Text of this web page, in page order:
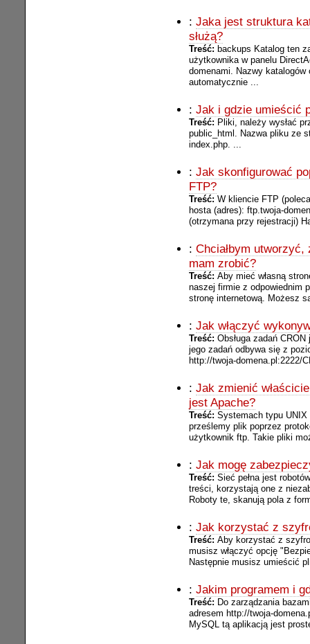
: Jaka jest struktura
służą?
Treść: backups Katalog ten
użytkownika w panelu
domenami. Nazwy katalogów
automatycznie ...
: Jak i gdzie umieścić
Treść: Pliki, należy wysłać
public_html. Nazwa pliku ze
index.php. ...
: Jak skonfigurować
FTP?
Treść: W kliencie FTP
hosta (adres): ftp.twoja-
(otrzymana przy rejestracji)
: Chciałbym
mam zrobić?
Treść: Aby mieć własną
naszej firmie z odpowiednim
stronę internetową. Możesz
: Jak włączyć
Treść: Obsługa zadań
jego zadań odbywa się z
http://twoja-domena.pl:2222/
: Jak zmienić
jest Apache?
Treść: Systemach typu UNIX
prześlemy plik poprzez
użytkownik ftp. Takie pliki
: Jak mogę
Treść: Sieć pełna jest
treści, korzystają one z
Roboty te, skanują pola z
: Jak korzystać z
Treść: Aby korzystać z
musisz włączyć opcję
Następnie musisz umieścić
: Jakim programem i
Treść: Do zarządzania
adresem http://twoja-
MySQL tą aplikacją jest